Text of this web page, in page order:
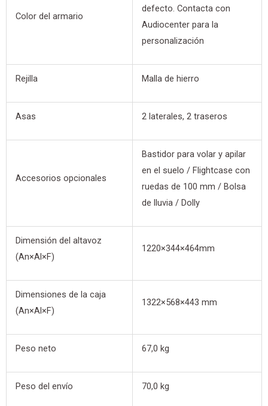
Color del armario
defecto. Contacta con
Audiocenter para la
personalización
Rejilla Malla de hierro
Asas 2 laterales, 2 traseros
Accesorios opcionales
Bastidor para volar y apilar
en el suelo / Flightcase con
ruedas de 100 mm / Bolsa
de lluvia / Dolly
Dimensión del altavoz
(An×Al×F)
1220×344×464mm
Dimensiones de la caja
(An×Al×F)
1322×568×443 mm
Peso neto 67,0 kg
Peso del envío 70,0 kg